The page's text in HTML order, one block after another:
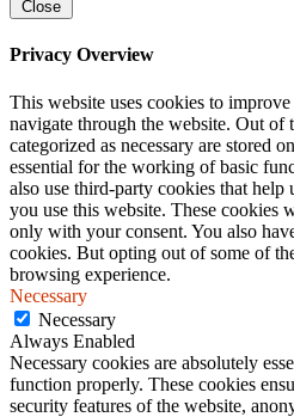
Close
Privacy Overview
This website uses cookies to
navigate through the website. Out of
categorized as necessary are stored
essential for the working of basic
also use third-party cookies that help
you use this website. These cookies
only with your consent. You also
cookies. But opting out of some of
browsing experience.
Necessary
Necessary
Always Enabled
Necessary cookies are absolutely
function properly. These cookies
security features of the website,